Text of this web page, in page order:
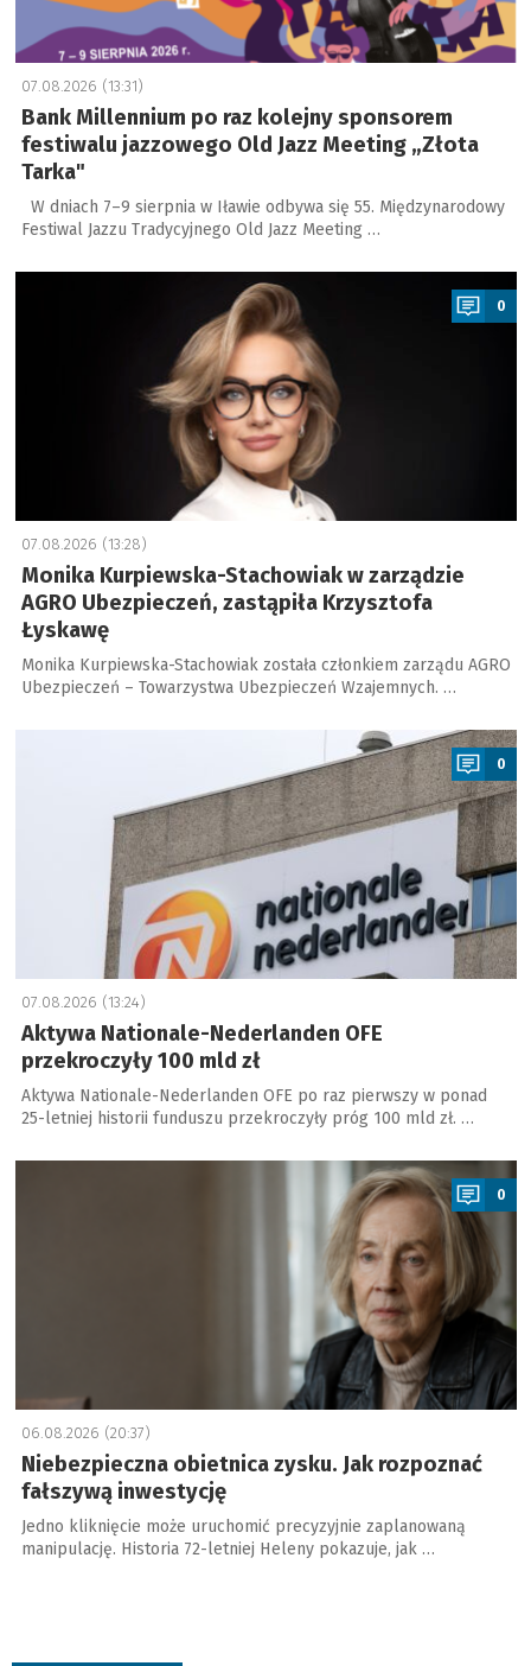
07.08.2026 (13:31)
Bank Millennium po raz kolejny sponsorem
festiwalu jazzowego Old Jazz Meeting „Złota
Tarka"
W dniach 7–9 sierpnia w Iławie odbywa się 55. Międzynarodowy
Festiwal Jazzu Tradycyjnego Old Jazz Meeting …
a
0
07.08.2026 (13:28)
Monika Kurpiewska-Stachowiak w zarządzie
AGRO Ubezpieczeń, zastąpiła Krzysztofa
Łyskawę
Monika Kurpiewska-Stachowiak została członkiem zarządu AGRO
Ubezpieczeń – Towarzystwa Ubezpieczeń Wzajemnych. …
0
07.08.2026 (13:24)
Aktywa Nationale-Nederlanden OFE
przekroczyły 100 mld zł
Aktywa Nationale-Nederlanden OFE po raz pierwszy w ponad
25-letniej historii funduszu przekroczyły próg 100 mld zł. …
a
0
06.08.2026 (20:37)
Niebezpieczna obietnica zysku. Jak rozpoznać
fałszywą inwestycję
Jedno kliknięcie może uruchomić precyzyjnie zaplanowaną
manipulację. Historia 72-letniej Heleny pokazuje, jak …